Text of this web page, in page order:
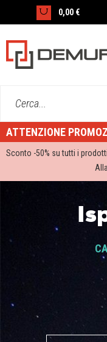
0,00 €
Cerca...
ATTENZIONE
Sconto -50% su tutti i